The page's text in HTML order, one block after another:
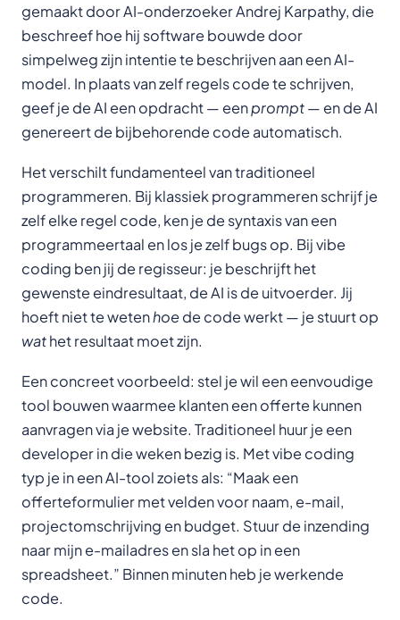
gemaakt door AI-onderzoeker Andrej Karpathy, die
beschreef hoe hij software bouwde door
simpelweg zijn intentie te beschrijven aan een AI-
model. In plaats van zelf regels code te schrijven,
geef je de AI een opdracht — eenprompt— en de AI
genereert de bijbehorende code automatisch.
Het verschilt fundamenteel van traditioneel
programmeren. Bij klassiek programmeren schrijf je
zelf elke regel code, ken je de syntaxis van een
programmeertaal en los je zelf bugs op. Bij vibe
coding ben jij de regisseur: je beschrijft het
gewenste eindresultaat, de AI is de uitvoerder. Jij
hoeft niet te wetenhoede code werkt — je stuurt op
wathet resultaat moet zijn.
Een concreet voorbeeld: stel je wil een eenvoudige
tool bouwen waarmee klanten een offerte kunnen
aanvragen via je website. Traditioneel huur je een
developer in die weken bezig is. Met vibe coding
typ je in een AI-tool zoiets als: “Maak een
offerteformulier met velden voor naam, e-mail,
projectomschrijving en budget. Stuur de inzending
naar mijn e-mailadres en sla het op in een
spreadsheet.” Binnen minuten heb je werkende
code.